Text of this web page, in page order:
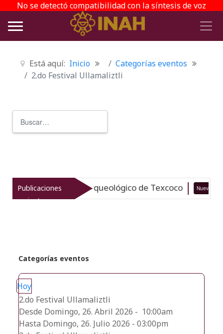
No se detectó compatibilidad con la síntesis de voz
Está aquí: Inicio
Categorías eventos
2.do Festival Ullamaliztli
Publicaciones
recientes
el patrimonio arqueológico de Texcoco Nuevo
Categorías eventos
Hoy
2.do Festival Ullamaliztli
Desde Domingo, 26. Abril 2026 - 10:00am
Hasta Domingo, 26. Julio 2026 - 03:00pm